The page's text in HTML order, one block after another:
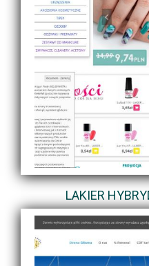
LAKIER